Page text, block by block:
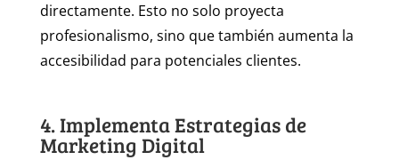
directamente. Esto no solo proyecta
profesionalismo, sino que también aumenta la
accesibilidad para potenciales clientes.
4. Implementa Estrategias de
Marketing Digital